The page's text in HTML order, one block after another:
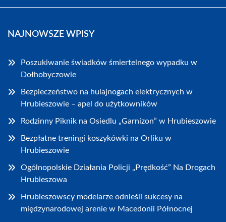
NAJNOWSZE WPISY
Poszukiwanie świadków śmiertelnego wypadku w
Dołhobyczowie
Bezpieczeństwo na hulajnogach elektrycznych w
Hrubieszowie – apel do użytkowników
Rodzinny Piknik na Osiedlu „Garnizon” w Hrubieszowie
Bezpłatne treningi koszykówki na Orliku w
Hrubieszowie
Ogólnopolskie Działania Policji „Prędkość” Na Drogach
Hrubieszowa
Hrubieszowscy modelarze odnieśli sukcesy na
międzynarodowej arenie w Macedonii Północnej